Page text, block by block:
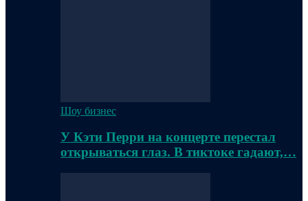
Шоу бизнес
У Кэти Перри на концерте перестал
открываться глаз. В тиктоке гадают,…